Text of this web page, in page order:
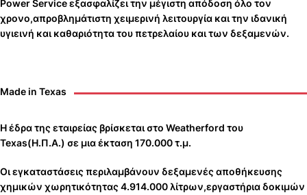
Power Service εξασφαλίζει την μέγιστη απόδοση όλο τον
χρονο,απροβλημάτιστη χειμερινή λειτουργία και την ιδανική
υγιεινή και καθαριότητα του πετρελαίου και των δεξαμενών.
Made in Texas
Η έδρα της εταιρείας βρίσκεται στο Weatherford του
Texas(Η.Π.Α.) σε μια έκταση 170.000 τ.μ.
Οι εγκαταστάσεις περιλαμβάνουν δεξαμενές αποθήκευσης
χημικών χωρητικότητας 4.914.000 λίτρων,εργαστήρια δοκιμών